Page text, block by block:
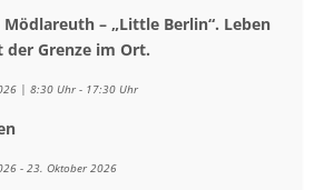
– „Little Berlin“. Leben
Grenze im Ort.
8:30 Uhr - 17:30 Uhr
- 23. Oktober 2026